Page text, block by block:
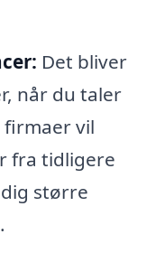
Det bliver
når du taler
firmaer vil
fra tidligere
større